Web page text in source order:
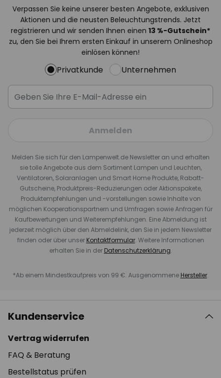
Verpassen Sie keine unserer besten Angebote, exklusiven
Aktionen und die neusten Beleuchtungstrends. Jetzt
registrieren und wir senden Ihnen einen 13 %-Gutschein*
zu, den Sie bei Ihrem ersten Einkauf in unserem Onlineshop
einlösen können!
Privatkunde Unternehmen
Anmelden
Melden Sie sich für den Lampenwelt.de Newsletter an und erhalten
sie tolle Angebote aus dem Sortiment Lampen und Leuchten,
Ventilatoren, Solaranlagen und Smart Home Produkte, Rabatt-
Gutscheine, Produktpreis-Reduzierungen oder Aktionspakete,
Produktempfehlungen und -vorstellungen sowie Inhalte von
möglichen Kooperationspartnern und Umfragen sowie Anfragen für
Kaufbewertungen und Weiterempfehlungen. Eine Abmeldung ist
jederzeit möglich über den Abmeldelink, den Sie in jedem Newsletter
finden oder über unser Kontaktformular. Weitere Informationen
erhalten Sie in der Datenschutzerklärung.
*Ab einem Mindestkaufpreis von 99 €. Ausgenommene Hersteller.
Kundenservice
Vertrag widerrufen
FAQ & Beratung
Bestellstatus prüfen